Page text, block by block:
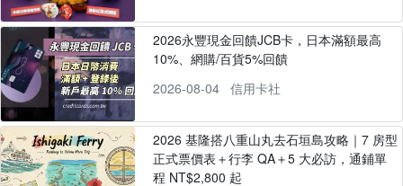
2026永豐現金回饋JCB卡，日本滿額最高
10%、網購/百貨5%回饋
2026-08-04
信用卡社
2026 基隆搭八重山丸去石垣島攻略｜7 房型
正式票價表＋行李 QA＋5 大必訪，通鋪單
程 NT$2,800 起